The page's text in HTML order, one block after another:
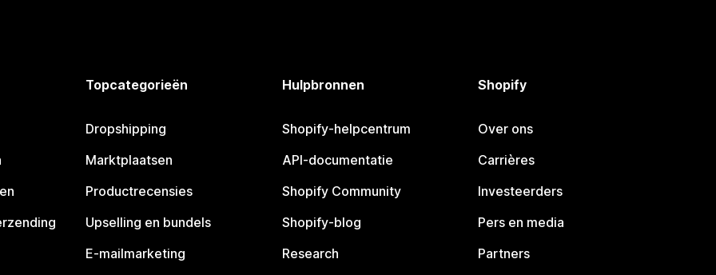
Topcategorieën
Dropshipping
Marktplaatsen
Productrecensies
Upselling en bundels
E-mailmarketing
Hulpbronnen
Shopify-helpcentrum
API-documentatie
Shopify Community
Shopify-blog
Research
Shopify
Over ons
Carrières
Investeerders
Pers en media
Partners